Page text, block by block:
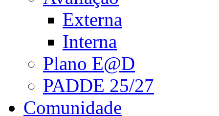
Externa
Interna
Plano E@D
PADDE 25/27
Comunidade